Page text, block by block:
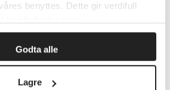
benyttes. Dette gir verdifull
Godta alle
Lagre
der barn har
til andre land